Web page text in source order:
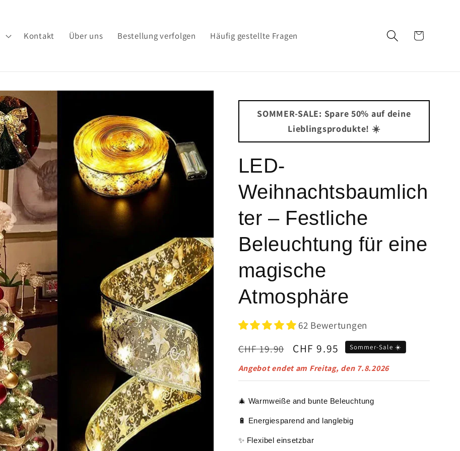
Kontakt Über uns Bestellung verfolgen Häufig gestellte Fragen Warenkorb
SOMMER-SALE: Spare 50% auf deine
Lieblingsprodukte! ☀️
LED-
Weihnachtsbaumlich
ter – Festliche
Beleuchtung für eine
magische
Atmosphäre
62 Bewertungen
Normaler
Preis
CHF 19.90 Verkaufspreis
CHF 9.95 Sommer-Sale ☀️
Angebot endet am Freitag, den 7.8.2026
🎄 Warmweiße and bunte Beleuchtung
🔋 Energiesparend and langlebig
✨ Flexibel einsetzbar